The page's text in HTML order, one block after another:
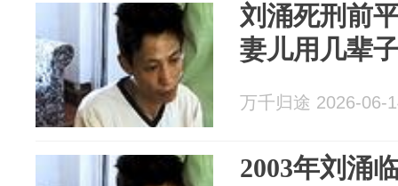
刘涌死刑前
妻儿用几辈
万千归途 2026-06-
2003年刘涌